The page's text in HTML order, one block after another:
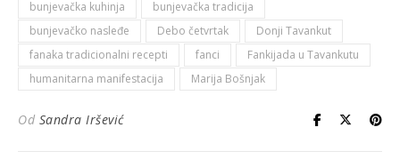
bunjevačka kuhinja
bunjevačka tradicija
bunjevačko nasleđe
Debo četvrtak
Donji Tavankut
fanaka tradicionalni recepti
fanci
Fankijada u Tavankutu
humanitarna manifestacija
Marija Bošnjak
Od Sandra Iršević